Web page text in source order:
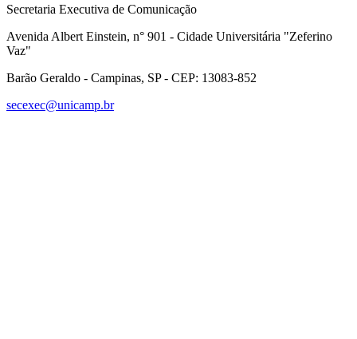
Secretaria Executiva de Comunicação
Avenida Albert Einstein, n° 901 - Cidade Universitária "Zeferino
Vaz"
Barão Geraldo - Campinas, SP - CEP: 13083-852
secexec@unicamp.br